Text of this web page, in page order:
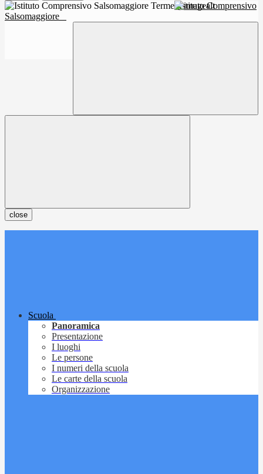
Istituto Comprensivo
Salsomaggiore
close
Scuola
Panoramica
Presentazione
I luoghi
Le persone
I numeri della scuola
Le carte della scuola
Organizzazione